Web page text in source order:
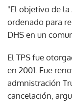
"El objetivo de
ordenado para
DHS en un
El TPS fue
en 2001. Fue
admnistración
cancelación,